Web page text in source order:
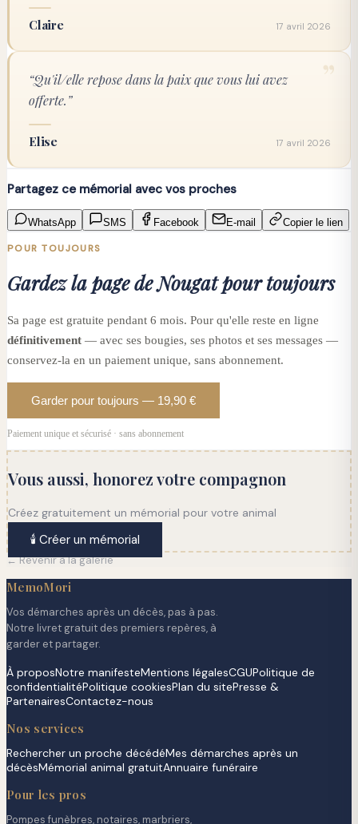
Claire 17 avril 2026
”
“Qu'il/elle repose dans la paix que vous lui avez
offerte.”
Elise 17 avril 2026
Partagez ce mémorial avec vos proches
WhatsApp SMS Facebook E-mail Copier le lien
POUR TOUJOURS
Gardez la page de Nougat pour toujours
Sa page est gratuite pendant 6 mois. Pour qu'elle reste en ligne
définitivement — avec ses bougies, ses photos et ses messages —
conservez-la en un paiement unique, sans abonnement.
Garder pour toujours — 19,90 €
Paiement unique et sécurisé · sans abonnement
Vous aussi, honorez votre compagnon
Créez gratuitement un mémorial pour votre animal
🕯️ Créer un mémorial
← Revenir à la galerie
MemoMori
Vos démarches après un décès, pas à pas.
Notre livret gratuit des premiers repères, à
garder et partager.
À proposNotre manifesteMentions légalesCGUPolitique de
confidentialitéPolitique cookiesPlan du sitePresse &
PartenairesContactez-nous
Nos services
Rechercher un proche décédéMes démarches après un
décèsMémorial animal gratuitAnnuaire funéraire
Pour les pros
Pompes funèbres, notaires, marbriers,